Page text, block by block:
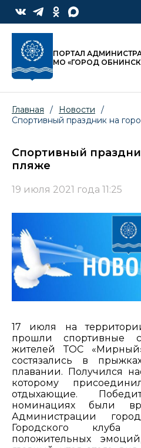
ПОРТАЛ
МО «ГОРОД
Главная / Новости
/
Спортивный праздник на
Спортивный
пляже
19 июля 2021 года 11:25
17 июля на
прошли спортивные
жителей ТОС
состязались в
плавании. Получился
которому
отдыхающие.
номинациях были
Администрации
Городского клуба
положительных